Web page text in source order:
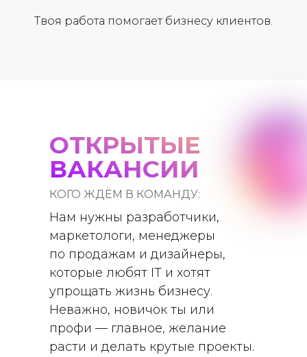
Твоя работа помогает бизнесу клиентов.
ОТКРЫТЫЕ
ВАКАНСИИ
КОГО ЖДЁМ В КОМАНДУ:
Нам нужны разработчики,
маркетологи, менеджеры
по продажам и дизайнеры,
которые любят IT и хотят
упрощать жизнь бизнесу.
Неважно, новичок ты или
профи — главное, желание
расти и делать крутые проекты.